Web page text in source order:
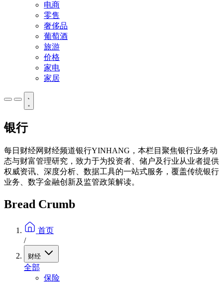
电商
零售
奢侈品
葡萄酒
旅游
价格
家电
家居
银行
每日财经网财经频道银行YINHANG，本栏目聚焦银行业务动
态与财富管理研究，致力于为投资者、储户及行业从业者提供
权威资讯、深度分析、数据工具的一站式服务，覆盖传统银行
业务、数字金融创新及监管政策解读。
Bread Crumb
首页
/
财经
全部
保险